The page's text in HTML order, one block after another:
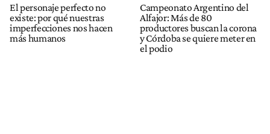
El personaje perfecto no
existe: por qué nuestras
imperfecciones nos hacen
más humanos
Campeonato Argentino del
Alfajor: Más de 80
productores buscan la corona
y Córdoba se quiere meter en
el podio